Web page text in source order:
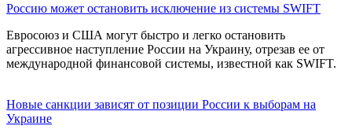
Россию может остановить исключение из системы SWIFT
Евросоюз и США могут быстро и легко остановить
агрессивное наступление России на Украину, отрезав ее от
международной финансовой системы, известной как SWIFT.
Новые санкции зависят от позиции России к выборам на
Украине